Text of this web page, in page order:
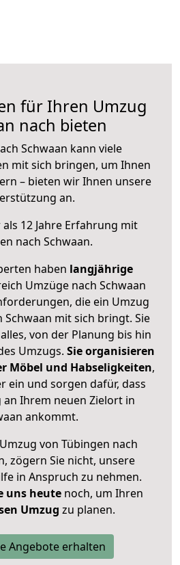
für Ihren Umzug
nach bieten
Schwaan kann viele
mit sich bringen, um Ihnen
– bieten wir Ihnen unsere
an.
12 Jahre Erfahrung mit
nach Schwaan.
haben langjährige
Umzüge nach Schwaan
die ein Umzug
Schwaan mit sich bringt. Sie
von der Planung bis hin
Umzugs. Sie organisieren
Möbel und Habseligkeiten,
ein und sorgen dafür, dass
Ihrem neuen Zielort in
ankommt.
von Tübingen nach
zögern Sie nicht, unsere
in Anspruch zu nehmen.
uns heutenoch, um Ihren
Umzug zu planen.
Angebote erhalten